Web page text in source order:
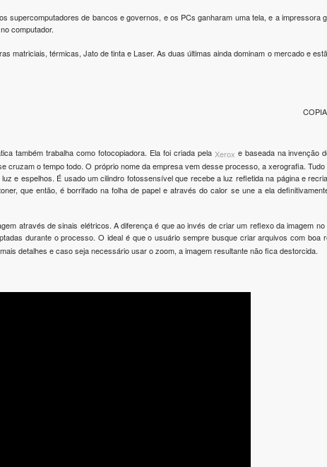
supercomputadores de bancos e governos, e os PCs ganharam uma tela, e a impressora
computador.
matriciais, térmicas, Jato de tinta e Laser. As duas últimas ainda dominam o mercado e
também trabalha como fotocopiadora. Ela foi criada pela Xerox e baseada na invenção
cruzam o tempo todo. O próprio nome da empresa vem desse processo, a xerografia.
e espelhos. É usado um cilindro fotossensível que recebe a luz refletida na página e
que então, é borrifado na folha de papel e através do calor se une a ela
através de sinais elétricos. A diferença é que ao invés de criar um reflexo da imagem no
durante o processo. O ideal é que o usuário sempre busque criar arquivos com boa
detalhes e caso seja necessário usar o zoom, a imagem resultante não fica destorcida.